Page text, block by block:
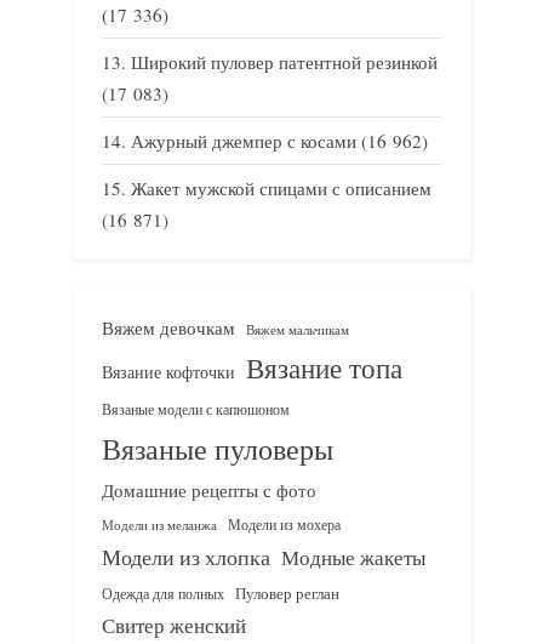
(17 336)
Широкий пуловер патентной резинкой
(17 083)
Ажурный джемпер с косами (16 962)
Жакет мужской спицами с описанием
(16 871)
Вяжем девочкам Вяжем мальчикам
Вязание кофточки Вязание топа
Вязаные модели с капюшоном
Вязаные пуловеры
Домашние рецепты с фото
Модели из меланжа Модели из мохера
Модели из хлопка Модные жакеты
Одежда для полных Пуловер реглан
Свитер женский